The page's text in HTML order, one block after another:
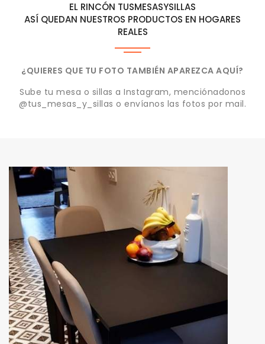
EL RINCÓN TUSMESASYSILLAS
ASÍ QUEDAN NUESTROS PRODUCTOS EN HOGARES
REALES
¿QUIERES QUE TU FOTO TAMBIÉN APAREZCA AQUÍ?
Sube tu mesa o sillas a Instagram, menciónadonos
@tus_mesas_y_sillas o envíanos las fotos por mail.